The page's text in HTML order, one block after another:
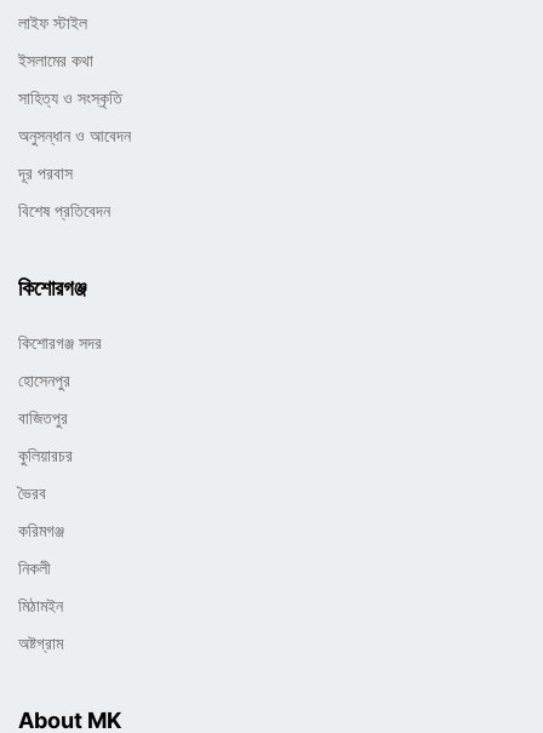
লাইফ স্টাইল
ইসলামের কথা
সাহিত্য ও সংস্কৃতি
অনুসন্ধান ও আবেদন
দূর পরবাস
বিশেষ প্রতিবেদন
কিশোরগঞ্জ
কিশোরগঞ্জ সদর
হোসেনপুর
বাজিতপুর
কুলিয়ারচর
ভৈরব
করিমগঞ্জ
নিকলী
মিঠামইন
অষ্টগ্রাম
About MK